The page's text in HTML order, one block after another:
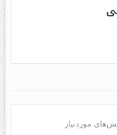
موردنیاز